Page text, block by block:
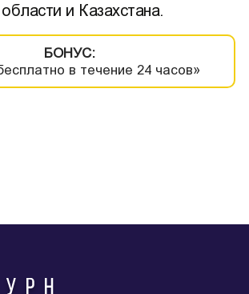
и Казахстана.
БОНУС:
в течение 24 часов»